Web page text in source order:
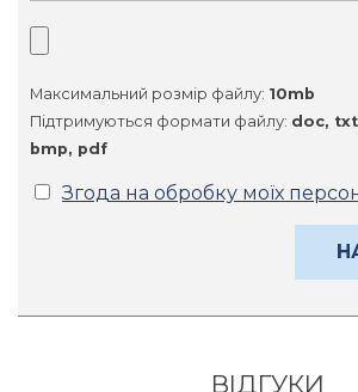
Максимальний розмір файлу: 10mb
Підтримуються формати файлу: doc,
bmp, pdf
Згода на обробку моїх
ВІДГУКИ